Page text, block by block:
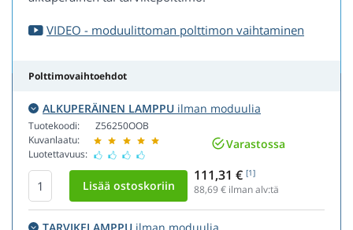
VIDEO - moduulittoman polttimon vaihtaminen
Polttimovaihtoehdot
ALKUPERÄINEN LAMPPU ilman moduulia
Tuotekoodi:
Kuvanlaatu:
Luotettavuus:
Z56250OOB
Varastossa
111,31 € [1]
88,69€ ilman alv:tä